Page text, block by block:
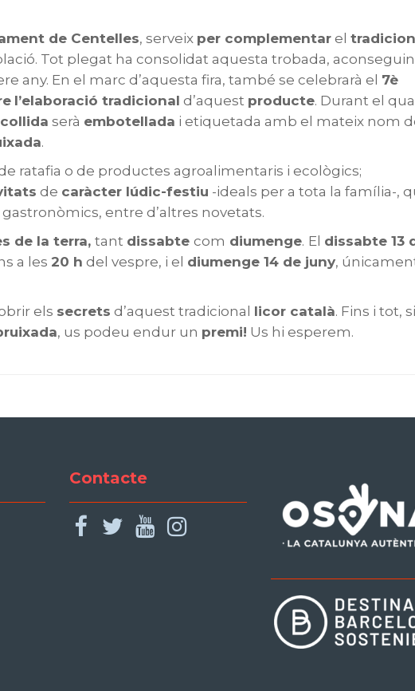
de Centelles, serveix per complementar el
Tot plegat ha consolidat aquesta trobada,
any. En el marc d’aquesta fira, també se celebrarà el 7è
l’elaboració tradicional d’aquest producte. Durant el
serà embotellada i etiquetada amb el mateix nom
.
ratafia o de productes agroalimentaris i ecològics;
de caràcter lúdic-festiu -ideals per a tota la família-,
entre d’altres novetats.
de la terra, tant dissabte com diumenge. El dissabte 13
a les 20 h del vespre, i el diumenge 14 de juny,
els secrets d’aquest tradicional licor català. Fins i tot,
, us podeu endur un premi! Us hi esperem.
Contacte
facebook
twitteryoutube
instagram